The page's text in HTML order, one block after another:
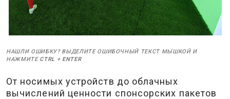
НАШЛИ ОШИБКУ? ВЫДЕЛИТЕ ОШИБОЧНЫЙ ТЕКСТ МЫШКОЙ И
НАЖМИТЕ CTRL + ENTER
От носимых устройств до облачных
вычислений ценности спонсорских пакетов